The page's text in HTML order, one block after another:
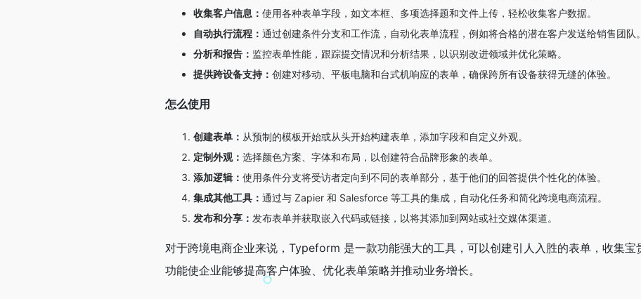
收集客户信息： 使用各种表单字段，如文本框、多项选择题和文件上传，轻松收集客户数据。
自动执行流程： 通过创建条件分支和工作流，自动化表单流程，例如将合格的潜在客户发送给销售团队。
分析和报告： 监控表单性能，跟踪提交情况和分析结果，以识别改进领域并优化策略。
提供跨设备支持： 创建对移动、平板电脑和台式机响应的表单，确保跨所有设备获得无缝的体验。
怎么使用
创建表单： 从预制的模板开始或从头开始构建表单，添加字段和自定义外观。
定制外观： 选择颜色方案、字体和布局，以创建符合品牌形象的表单。
添加逻辑： 使用条件分支将受访者定向到不同的表单部分，基于他们的回答提供个性化的体验。
集成其他工具： 通过与 Zapier 和 Salesforce 等工具的集成，自动化任务和简化跨境电商流程。
发布和分享： 发布表单并获取嵌入代码或链接，以将其添加到网站或社交媒体渠道。
对于跨境电商企业来说，Typeform 是一款功能强大的工具，可以创建引人入胜的表单，收集
功能使企业能够提高客户体验、优化表单策略并推动业务增长。